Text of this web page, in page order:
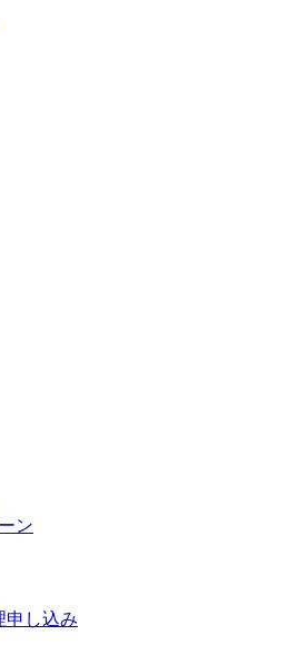
ン
申し込み